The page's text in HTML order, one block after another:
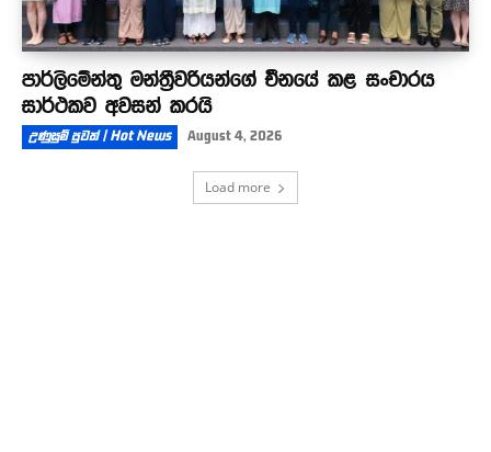
පාර්ලිමේන්තු මන්ත්‍රීවරියන්ගේ චීනයේ කළ සංචාරය
සාර්ථකව අවසන් කරයි
උණුසුම් පුවත් | Hot News August 4, 2026
Load more